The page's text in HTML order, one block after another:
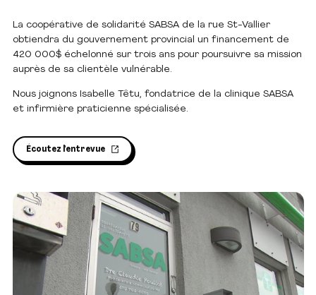
La coopérative de solidarité SABSA de la rue St-Vallier
obtiendra du gouvernement provincial un financement de
420 000$ échelonné sur trois ans pour poursuivre sa mission
auprès de sa clientèle vulnérable.
Nous joignons Isabelle Têtu, fondatrice de la clinique SABSA
et infirmière praticienne spécialisée.
Écoutez l'entrevue